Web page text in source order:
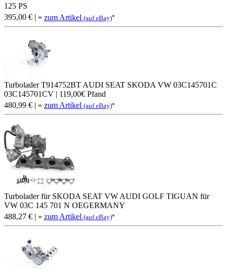
125 PS
395,00 € | » zum Artikel (auf eBay)*
Turbolader T914752BT AUDI SEAT SKODA VW 03C145701C
03C145701CV | 119,00€ Pfand
480,99 € | » zum Artikel (auf eBay)*
Turbolader für SKODA SEAT VW AUDI GOLF TIGUAN für
VW 03C 145 701 N OEGERMANY
488,27 € | » zum Artikel (auf eBay)*